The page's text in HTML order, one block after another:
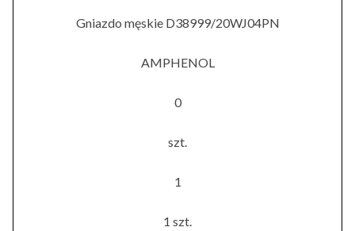
Gniazdo męskie D38999/20WJ04PN
AMPHENOL
0
szt.
1
1 szt.